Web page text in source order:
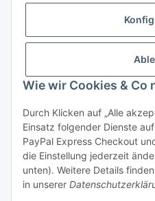
Wie wir Cookies & Co
Durch Klicken auf „Alle
Einsatz folgender Dienste
PayPal Express Checkout
die Einstellung jederzeit
unten). Weitere Details
in unserer
Ratenzahlung
Hersteller
Vertrag